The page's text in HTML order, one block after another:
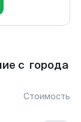
с города
Стоимость